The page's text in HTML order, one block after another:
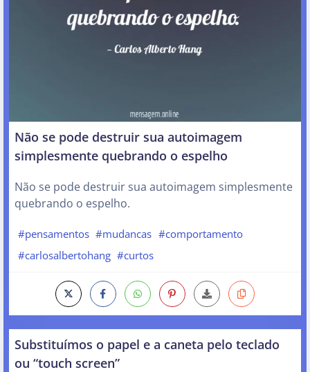
Não se pode destruir sua autoimagem
simplesmente quebrando o espelho
Não se pode destruir sua autoimagem simplesmente
quebrando o espelho.
#pensamentos #mudancas #comportamento
#carlosalbertohang #curtos
Substituímos o papel e a caneta pelo teclado
ou “touch screen”